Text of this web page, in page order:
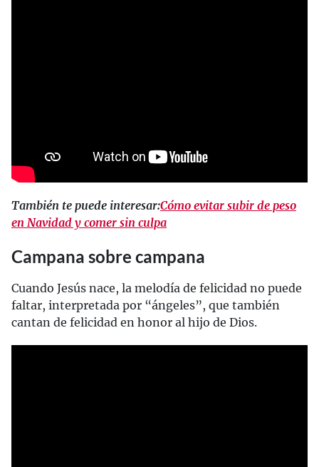
También te puede interesar:Cómo evitar subir de peso
en Navidad y comer sin culpa
Campana sobre campana
Cuando Jesús nace, la melodía de felicidad no puede
faltar, interpretada por “ángeles”, que también
cantan de felicidad en honor al hijo de Dios.